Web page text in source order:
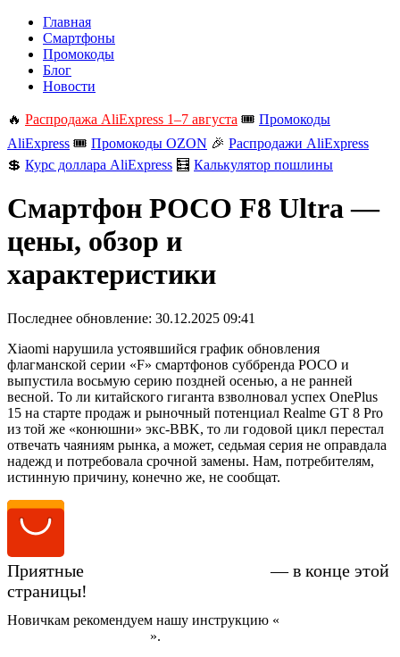
Главная
Смартфоны
Промокоды
Блог
Новости
🔥 Распродажа AliExpress 1–7 августа 🎟️ Промокоды
AliExpress 🎟️ Промокоды OZON 🎉 Распродажи AliExpress
💲 Курс доллара AliExpress 🧮 Калькулятор пошлины
Смартфон POCO F8 Ultra —
цены, обзор и
характеристики
Последнее обновление: 30.12.2025 09:41
Xiaomi нарушила устоявшийся график обновления
флагманской серии «F» смартфонов суббренда POCO и
выпустила восьмую серию поздней осенью, а не ранней
весной. То ли китайского гиганта взволновал успех OnePlus
15 на старте продаж и рыночный потенциал Realme GT 8 Pro
из той же «конюшни» экс-BBK, то ли годовой цикл перестал
отвечать чаяниям рынка, а может, седьмая серия не оправдала
надежд и потребовала срочной замены. Нам, потребителям,
истинную причину, конечно же, не сообщат.
Приятные
— в конце этой
страницы!
Новичкам рекомендуем нашу инструкцию «
».